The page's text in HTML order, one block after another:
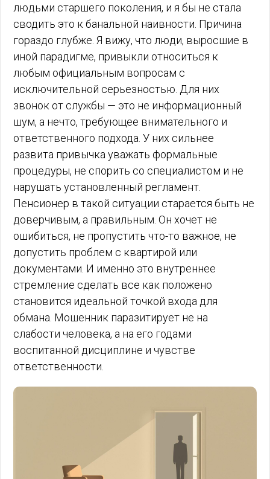
людьми старшего поколения, и я бы не стала
сводить это к банальной наивности. Причина
гораздо глубже. Я вижу, что люди, выросшие в
иной парадигме, привыкли относиться к
любым официальным вопросам с
исключительной серьезностью. Для них
звонок от службы — это не информационный
шум, а нечто, требующее внимательного и
ответственного подхода. У них сильнее
развита привычка уважать формальные
процедуры, не спорить со специалистом и не
нарушать установленный регламент.
Пенсионер в такой ситуации старается быть не
доверчивым, а правильным. Он хочет не
ошибиться, не пропустить что-то важное, не
допустить проблем с квартирой или
документами. И именно это внутреннее
стремление сделать все как положено
становится идеальной точкой входа для
обмана. Мошенник паразитирует не на
слабости человека, а на его годами
воспитанной дисциплине и чувстве
ответственности.